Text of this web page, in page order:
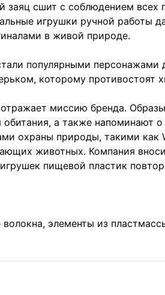
сшит с соблюдением всех
игрушки ручной работы
в живой природе.
популярными персонажами
которому противостоят
миссию бренда.
а также напоминают
охраны природы, такими
животных. Компания
пищевой пластик
элементы из